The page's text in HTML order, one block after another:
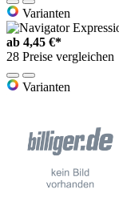
Varianten
ab 4,45 €*
28 Preise vergleichen
Varianten